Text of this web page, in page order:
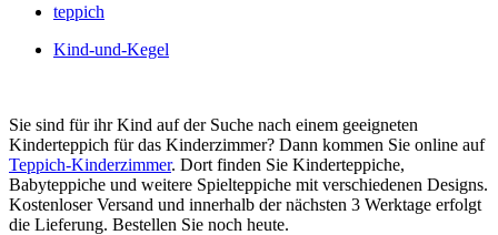
teppich
Kind-und-Kegel
Sie sind für ihr Kind auf der Suche nach einem geeigneten
Kinderteppich für das Kinderzimmer? Dann kommen Sie online auf
Teppich-Kinderzimmer. Dort finden Sie Kinderteppiche,
Babyteppiche und weitere Spielteppiche mit verschiedenen Designs.
Kostenloser Versand und innerhalb der nächsten 3 Werktage erfolgt
die Lieferung. Bestellen Sie noch heute.